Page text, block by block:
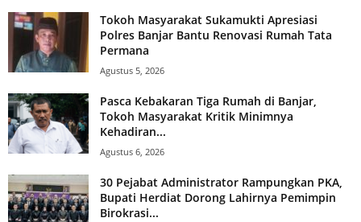
Tokoh Masyarakat Sukamukti Apresiasi
Polres Banjar Bantu Renovasi Rumah Tata
Permana
Agustus 5, 2026
Pasca Kebakaran Tiga Rumah di Banjar,
Tokoh Masyarakat Kritik Minimnya
Kehadiran...
Agustus 6, 2026
30 Pejabat Administrator Rampungkan PKA,
Bupati Herdiat Dorong Lahirnya Pemimpin
Birokrasi...